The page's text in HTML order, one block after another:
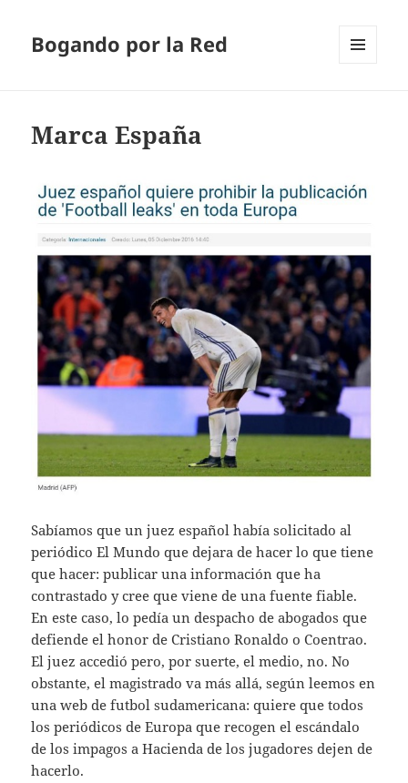
Bogando por la Red
Marca España
Sabíamos que un juez español había solicitado al
periódico El Mundo que dejara de hacer lo que tiene
que hacer: publicar una información que ha
contrastado y cree que viene de una fuente fiable.
En este caso, lo pedía un despacho de abogados que
defiende el honor de Cristiano Ronaldo o Coentrao.
El juez accedió pero, por suerte, el medio, no. No
obstante, el magistrado va más allá, según leemos en
una web de futbol sudamericana: quiere que todos
los periódicos de Europa que recogen el escándalo
de los impagos a Hacienda de los jugadores dejen de
hacerlo.